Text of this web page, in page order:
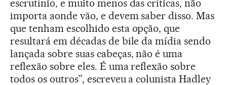
escrutínio, e muito menos das críticas, não
importa aonde vão, e devem saber disso. Mas
que tenham escolhido esta opção, que
resultará em décadas de bile da mídia sendo
lançada sobre suas cabeças, não é uma
reflexão sobre eles. É uma reflexão sobre
todos os outros”, escreveu a colunista Hadley